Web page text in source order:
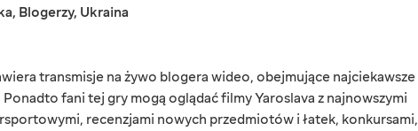
, Blogerzy, Ukraina
transmisje na żywo blogera wideo, obejmujące najciekawsze
Ponadto fani tej gry mogą oglądać filmy Yaroslava z najnowszymi
recenzjami nowych przedmiotów i łatek, konkursami,